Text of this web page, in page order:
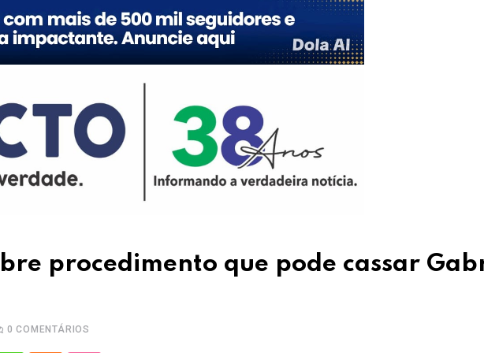
procedimento que pode cassar
0 COMENTÁRIOS